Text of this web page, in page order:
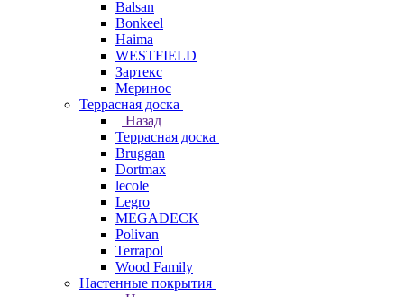
Balsan
Bonkeel
Haima
WESTFIELD
Зартекс
Меринос
Террасная доска
Назад
Террасная доска
Bruggan
Dortmax
lecole
Legro
MEGADECK
Polivan
Terrapol
Wood Family
Настенные покрытия